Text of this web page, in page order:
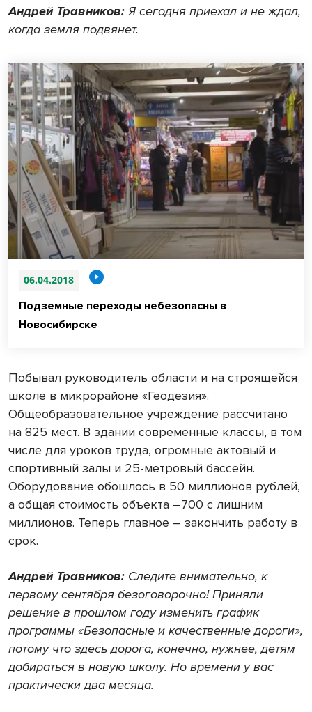
Андрей Травников: Я сегодня приехал и не ждал,
когда земля подвянет.
06.04.2018
Подземные переходы небезопасны в
Новосибирске
Побывал руководитель области и на строящейся
школе в микрорайоне «Геодезия».
Общеобразовательное учреждение рассчитано
на 825 мест. В здании современные классы, в том
числе для уроков труда, огромные актовый и
спортивный залы и 25-метровый бассейн.
Оборудование обошлось в 50 миллионов рублей,
а общая стоимость объекта –700 с лишним
миллионов. Теперь главное – закончить работу в
срок.
Андрей Травников: Следите внимательно, к
первому сентября безоговорочно! Приняли
решение в прошлом году изменить график
программы «Безопасные и качественные дороги»,
потому что здесь дорога, конечно, нужнее, детям
добираться в новую школу. Но времени у вас
практически два месяца.